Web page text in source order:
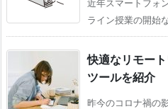
近年スマートフォ
ライン授業の開始
快適なリモー
ツールを紹介
昨今のコロナ禍の